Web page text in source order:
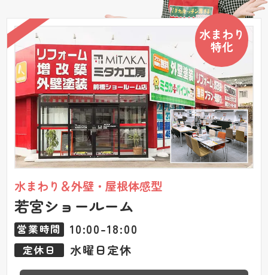
水まわり＆外壁・屋根体感型
若宮ショールーム
水まわり
特化
営業時間 10:00-18:00
定休日 水曜日定休